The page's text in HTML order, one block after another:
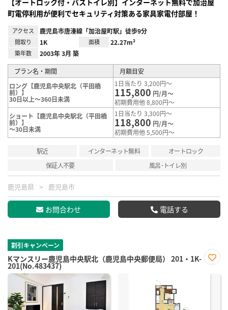
【オートロック付・バストイレ別】インターネット無料で加治屋
町電停利用が便利でセキュリティ対策ある家具家電付部屋！
アクセス 鹿児島市唐湊線「加治屋町駅」徒歩9分
間取り 1K 面積 22.27m²
築年数 2003年 3月 築
プラン名・期間
月額目安
ロング【鹿児島中央駅北（平田橋
前）】
30日以上～360日未満
1日当たり 3,200円～
115,800 円/月～
初期費用他 8,800円～
ショート【鹿児島中央駅北（平田橋
前）】
～30日未満
1日当たり 3,300円～
118,800 円/月～
初期費用他 5,500円～
駅近 インターネット無料
オートロック
保証人不要
風呂･トイレ別
鹿児島県 鹿児島市
お問合わせ 電話する
割引キャンペーン
Kマンスリー鹿児島中央駅北（鹿児島中央郵便局） 201・1K-
201(No.483437)
に入